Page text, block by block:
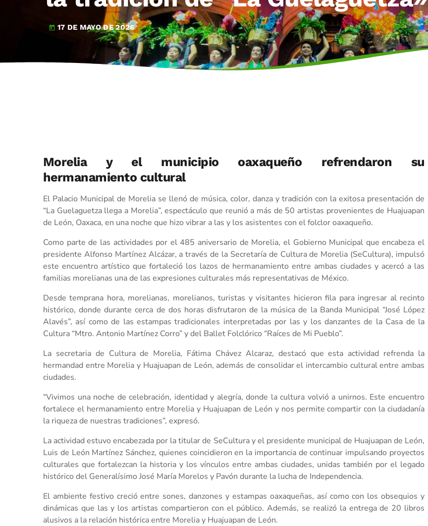
today 17 DE MAYO DE 2026
Morelia y el municipio oaxaqueño refrendaron su
hermanamiento cultural
El Palacio Municipal de Morelia se llenó de música, color, danza y tradición con la exitosa presentación de
“La Guelaguetza llega a Morelia”, espectáculo que reunió a más de 50 artistas provenientes de Huajuapan
de León, Oaxaca, en una noche que hizo vibrar a las y los asistentes con el folclor oaxaqueño.
Como parte de las actividades por el 485 aniversario de Morelia, el Gobierno Municipal que encabeza el
presidente Alfonso Martínez Alcázar, a través de la Secretaría de Cultura de Morelia (SeCultura), impulsó
este encuentro artístico que fortaleció los lazos de hermanamiento entre ambas ciudades y acercó a las
familias morelianas una de las expresiones culturales más representativas de México.
Desde temprana hora, morelianas, morelianos, turistas y visitantes hicieron fila para ingresar al recinto
histórico, donde durante cerca de dos horas disfrutaron de la música de la Banda Municipal “José López
Alavés”, así como de las estampas tradicionales interpretadas por las y los danzantes de la Casa de la
Cultura “Mtro. Antonio Martínez Corro” y del Ballet Folclórico “Raíces de Mi Pueblo”.
La secretaria de Cultura de Morelia, Fátima Chávez Alcaraz, destacó que esta actividad refrenda la
hermandad entre Morelia y Huajuapan de León, además de consolidar el intercambio cultural entre ambas
ciudades.
“Vivimos una noche de celebración, identidad y alegría, donde la cultura volvió a unirnos. Este encuentro
fortalece el hermanamiento entre Morelia y Huajuapan de León y nos permite compartir con la ciudadanía
la riqueza de nuestras tradiciones”, expresó.
La actividad estuvo encabezada por la titular de SeCultura y el presidente municipal de Huajuapan de León,
Luis de León Martínez Sánchez, quienes coincidieron en la importancia de continuar impulsando proyectos
culturales que fortalezcan la historia y los vínculos entre ambas ciudades, unidas también por el legado
histórico del Generalísimo José María Morelos y Pavón durante la lucha de Independencia.
El ambiente festivo creció entre sones, danzones y estampas oaxaqueñas, así como con los obsequios y
dinámicas que las y los artistas compartieron con el público. Además, se realizó la entrega de 20 libros
alusivos a la relación histórica entre Morelia y Huajuapan de León.